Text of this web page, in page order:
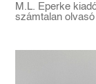
M.L. Eperke
számtalan